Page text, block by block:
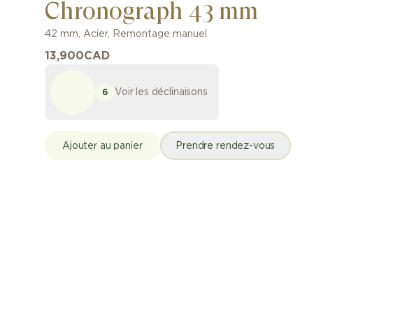
Chronograph 43 mm
42 mm, Acier, Remontage manuel
13,900CAD
6 Voir les déclinaisons
Ajouter au panier Prendre rendez-vous